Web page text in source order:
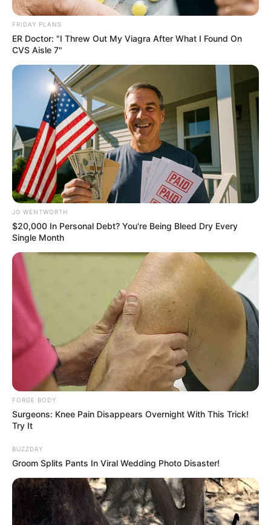
ห้องนอนลูก ใหญ่กว่าห้องนอนพ่อแม่ ส่งผลเสียอย่างไรบ้าง ตามหลัก
ความเชื่อจีน
5 พ.ค. 2019
เสื้อผ้าใหม่ จะเลือกใส่วันไหนดี ให้มีโชคลาภ! เริ่มใส่ผิดวันมันไม่ดีนะ แม่
หมอขอเตือน
28 มิ.ย. 2019
ของขวัญที่ไม่ควรให้ กับคนรัก มีอะไรบ้าง ให้ผิดชีวิตเปลี่ยน อย่าหาว่า
ไม่เตือนนะ
5 พ.ค. 2019
FRIDAY PLANS
ER Doctor: "I Threw Out My Viagra After What I Found On
CVS Aisle 7"
JG WENTWORTH
$20,000 In Personal Debt? You're Being Bleed Dry Every
Single Month
FORGE BODY
Surgeons: Knee Pain Disappears Overnight With This Trick!
Try It
BUZZDAY
Groom Splits Pants In Viral Wedding Photo Disaster!